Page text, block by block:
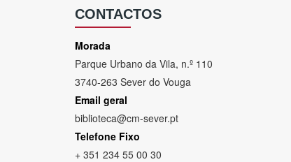
CONTACTOS
Morada
Parque Urbano da Vila, n.º 110
3740-263 Sever do Vouga
Email geral
biblioteca@cm-sever.pt
Telefone Fixo
+ 351 234 55 00 30